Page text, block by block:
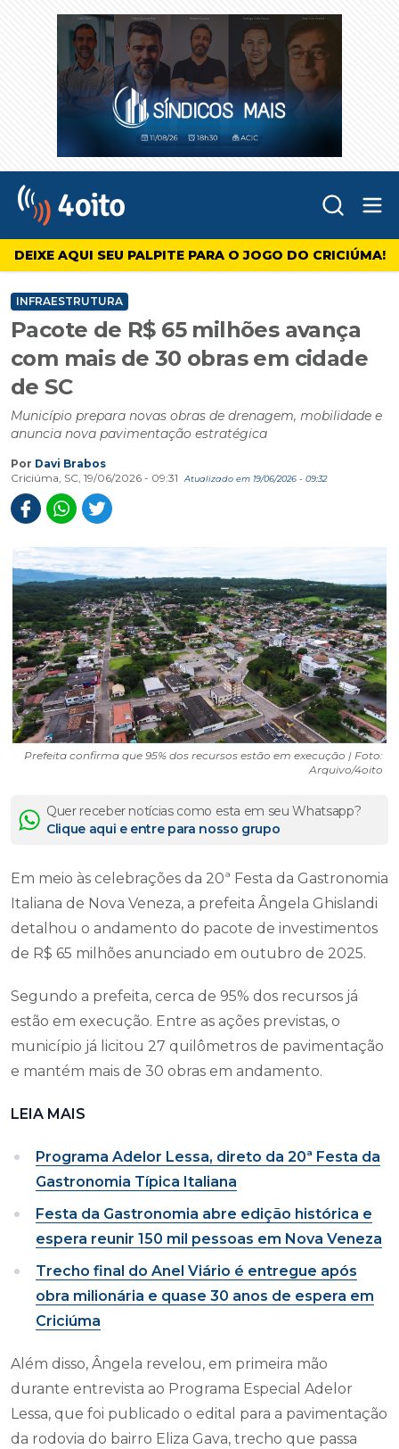
4oito
DEIXE AQUI SEU PALPITE PARA O JOGO DO CRICIÚMA!
INFRAESTRUTURA
Pacote de R$ 65 milhões avança
com mais de 30 obras em cidade
de SC
Município prepara novas obras de drenagem, mobilidade e
anuncia nova pavimentação estratégica
Por Davi Brabos
Criciúma, SC, 19/06/2026 - 09:31
Atualizado em 19/06/2026 - 09:32
Prefeita confirma que 95% dos recursos estão em execução | Foto:
Arquivo/4oito
Quer receber notícias como esta em seu Whatsapp?
Clique aqui e entre para nosso grupo
Em meio às celebrações da 20ª Festa da Gastronomia
Italiana de Nova Veneza, a prefeita Ângela Ghislandi
detalhou o andamento do pacote de investimentos
de R$ 65 milhões anunciado em outubro de 2025.
Segundo a prefeita, cerca de 95% dos recursos já
estão em execução. Entre as ações previstas, o
município já licitou 27 quilômetros de pavimentação
e mantém mais de 30 obras em andamento.
LEIA MAIS
Programa Adelor Lessa, direto da 20ª Festa da
Gastronomia Típica Italiana
Festa da Gastronomia abre edição histórica e
espera reunir 150 mil pessoas em Nova Veneza
Trecho final do Anel Viário é entregue após
obra milionária e quase 30 anos de espera em
Criciúma
Além disso, Ângela revelou, em primeira mão
durante entrevista ao Programa Especial Adelor
Lessa, que foi publicado o edital para a pavimentação
da rodovia do bairro Eliza Gava, trecho que passa